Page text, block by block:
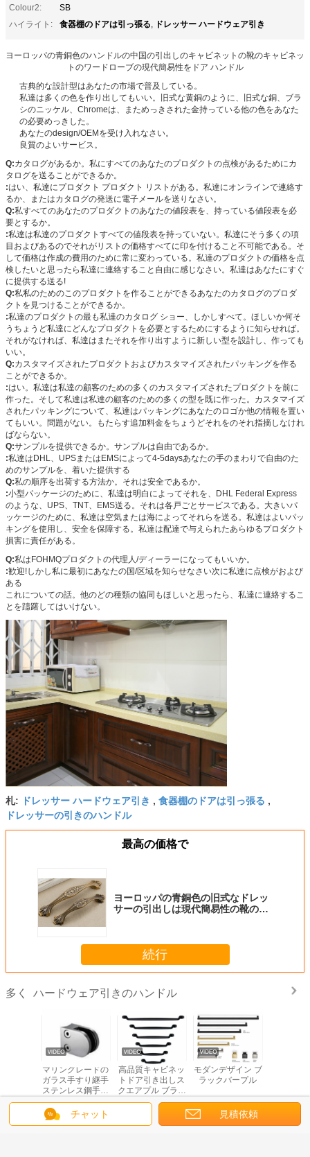
Colour2:
SB
ハイライト:
食器棚のドアは引っ張る, ドレッサー ハードウェア引き
ヨーロッパの青銅色のハンドルの中国の引出しのキャビネットの靴のキャビネッ
トのワードローブの現代簡易性をドア ハンドル
古典的な設計型はあなたの市場で普及している。
私達は多くの色を作り出してもいい。旧式な黄銅のように、旧式な銅、ブラ
シのニッケル、Chromeは、まためっきされた金持っている他の色をあなた
の必要めっきした。
あなたのdesign/OEMを受け入れなさい。
良質のよいサービス。
Q:カタログがあるか。私にすべてのあなたのプロダクトの点検があるためにカ
タログを送ることができるか。
:はい、私達にプロダクト プロダクト リストがある。私達にオンラインで連絡す
るか、またはカタログの発送に電子メールを送りなさい。
Q:私すべてのあなたのプロダクトのあなたの値段表を、持っている値段表を必
要とするか。
:私達は私達のプロダクトすべての値段表を持っていない。私達にそう多くの項
目およびあるのでそれがリストの価格すべてに印を付けること不可能である。そ
して価格は作成の費用のために常に変わっている。私達のプロダクトの価格を点
検したいと思ったら私達に連絡すること自由に感じなさい。私達はあなたにすぐ
に提供する送る!
Q:私私のためのこのプロダクトを作ることができるあなたのカタログのプロダ
クトを見つけることができるか。
:私達のプロダクトの最も私達のカタログ ショー、しかしすべて。ほしいか何そ
うちょうど私達にどんなプロダクトを必要とするためにするように知らせれば。
それがなければ、私達はまたそれを作り出すように新しい型を設計し、作っても
いい。
Q:カスタマイズされたプロダクトおよびカスタマイズされたパッキングを作る
ことができるか。
:はい。私達は私達の顧客のための多くのカスタマイズされたプロダクトを前に
作った。そして私達は私達の顧客のための多くの型を既に作った。カスタマイズ
されたパッキングについて、私達はパッキングにあなたのロゴか他の情報を置い
てもいい。問題がない。もたらす追加料金をちょうどそれをのそれ指摘しなけれ
ばならない。
Q:サンプルを提供できるか。サンプルは自由であるか。
:私達はDHL、UPSまたはEMSによって4-5daysあなたの手のまわりで自由のた
めのサンプルを、着いた提供する
Q:私の順序を出荷する方法か。それは安全であるか。
:小型パッケージのために、私達は明白によってそれを、DHL Federal Express
のような、UPS、TNT、EMS送る。それは各戸ごとサービスである。大きいパ
ッケージのために、私達は空気または海によってそれらを送る。私達はよいパッ
キングを使用し、安全を保障する。私達は配達で与えられたあらゆるプロダクト
損害に責任がある。
Q:私はFOHMQプロダクトの代理人/ディーラーになってもいいか。
:歓迎!しかし私に最初にあなたの国/区域を知らせなさい次に私達に点検がおよび
ある
これについての話。他のどの種類の協同もほしいと思ったら、私達に連絡するこ
とを躊躇してはいけない。
札: ドレッサー ハードウェア引き , 食器棚のドアは引っ張る ,
ドレッサーの引きのハンドル
最高の価格で
ヨーロッパの青銅色の旧式なドレッ
サーの引出しは現代簡易性の靴のキ
続行
多く ハードウェア引きのハンドル
う
マリングレードの
ガラス手すり継手
ステンレス鋼手す
りクランプヴィラ
デッキ壁バルコニ
ー手すりサテン仕
高品質キャビネッ
トドア引き出しス
クエアプル ブラッ
クマット キッチン
ハンドルプル 家具
ハードウェア
モダンデザイン ブ
ラックバープル
表面処理
チャット 見積依頼
言語を変えて下さい